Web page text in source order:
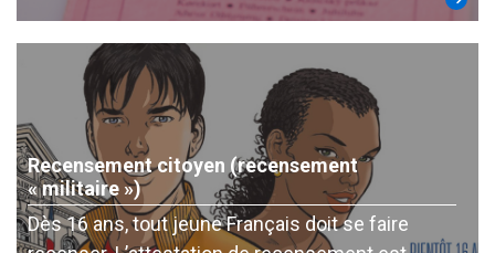
Recensement citoyen (recensement
« militaire »)
Dès 16 ans, tout jeune Français doit se faire